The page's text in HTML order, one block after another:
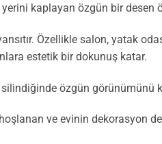
kaplayan özgün bir desen
Özellikle salon, yatak
estetik bir dokunuş katar.
özgün görünümünü
ve evinin dekorasyon